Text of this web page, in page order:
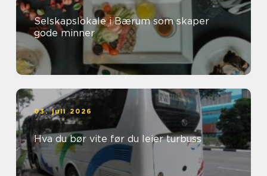
Selskapslokale i Bærum som skaper
gode minner
03. juli 2026
Hva du bør vite før du leier turbuss